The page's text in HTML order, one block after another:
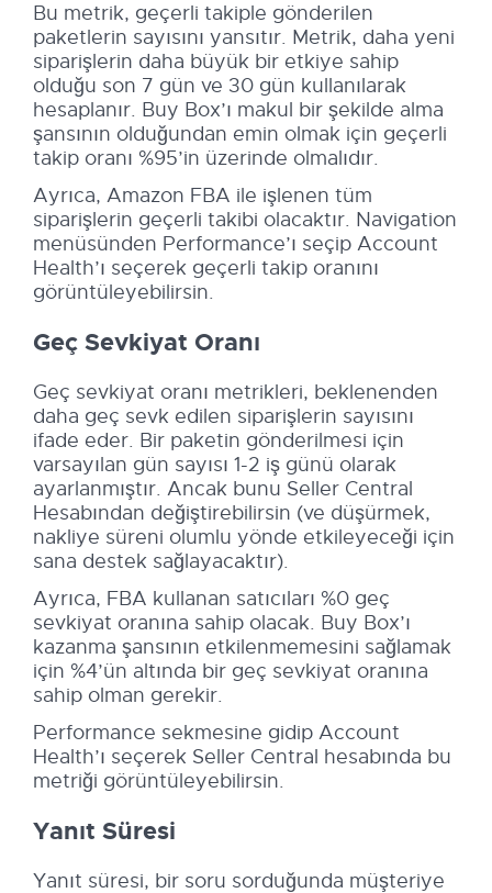
Bu metrik, geçerli takiple gönderilen
paketlerin sayısını yansıtır. Metrik, daha yeni
siparişlerin daha büyük bir etkiye sahip
olduğu son 7 gün ve 30 gün kullanılarak
hesaplanır. Buy Box’ı makul bir şekilde alma
şansının olduğundan emin olmak için geçerli
takip oranı %95’in üzerinde olmalıdır.
Ayrıca, Amazon FBA ile işlenen tüm
siparişlerin geçerli takibi olacaktır. Navigation
menüsünden Performance’ı seçip Account
Health’ı seçerek geçerli takip oranını
görüntüleyebilirsin.
Geç Sevkiyat Oranı
Geç sevkiyat oranı metrikleri, beklenenden
daha geç sevk edilen siparişlerin sayısını
ifade eder. Bir paketin gönderilmesi için
varsayılan gün sayısı 1-2 iş günü olarak
ayarlanmıştır. Ancak bunu Seller Central
Hesabından değiştirebilirsin (ve düşürmek,
nakliye süreni olumlu yönde etkileyeceği için
sana destek sağlayacaktır).
Ayrıca, FBA kullanan satıcıları %0 geç
sevkiyat oranına sahip olacak. Buy Box’ı
kazanma şansının etkilenmemesini sağlamak
için %4’ün altında bir geç sevkiyat oranına
sahip olman gerekir.
Performance sekmesine gidip Account
Health’ı seçerek Seller Central hesabında bu
metriği görüntüleyebilirsin.
Yanıt Süresi
Yanıt süresi, bir soru sorduğunda müşteriye